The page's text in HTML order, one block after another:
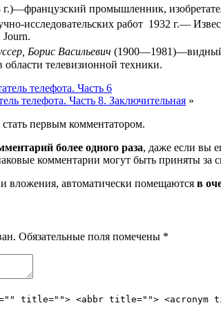
г.)—французский промышленник,
исследовательских работ 1932 г.—
Борис Васильевич (1900—1981)—видный
те­левизионной техники.
телефота. Часть 6
телефота. Часть 8. Заключительная »
первым комментатором.
более одного раза, даже если вы
комментарии могут быть приняты за
вложения, автоматически помещаются в
Обязательные поля помечены *
title=""> <abbr title=""> <acronym